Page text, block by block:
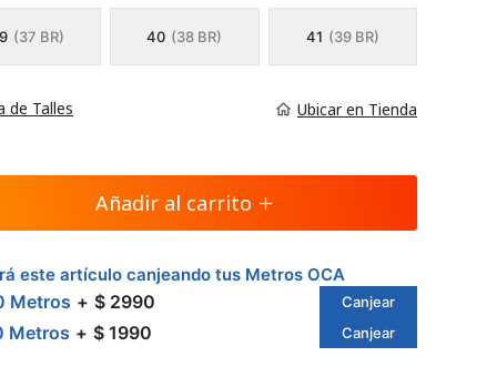
(37 BR) 40 (38 BR) 41 (39 BR)
de Talles Ubicar en Tienda
Añadir al carrito
este artículo canjeando tus Metros OCA
Metros $ 2990 Canjear
Metros $ 1990 Canjear